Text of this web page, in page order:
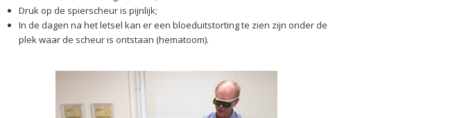
Druk op de spierscheur is pijnlijk;
In de dagen na het letsel kan er een bloeduitstorting te zien zijn onder de
plek waar de scheur is ontstaan (hematoom).